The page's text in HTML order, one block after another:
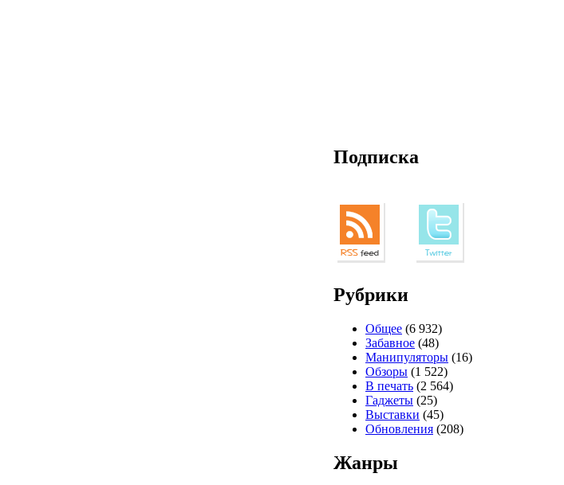
Подписка
Рубрики
Общее (6 932)
Забавное (48)
Манипуляторы (16)
Обзоры (1 522)
В печать (2 564)
Гаджеты (25)
Выставки (45)
Обновления (208)
Жанры